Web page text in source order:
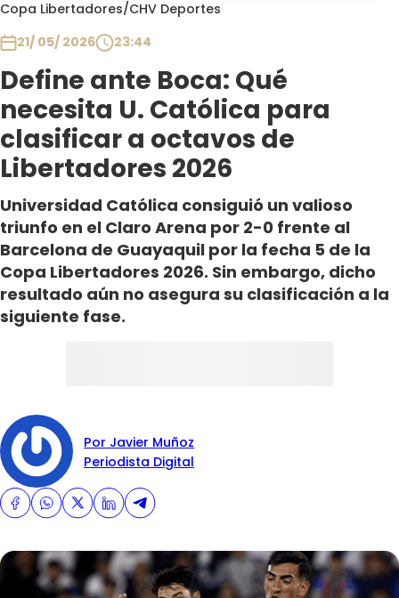
Copa Libertadores/CHV Deportes
21/ 05/ 2026
23:44
Define ante Boca: Qué
necesita U. Católica para
clasificar a octavos de
Libertadores 2026
Universidad Católica consiguió un valioso
triunfo en el Claro Arena por 2-0 frente al
Barcelona de Guayaquil por la fecha 5 de la
Copa Libertadores 2026. Sin embargo, dicho
resultado aún no asegura su clasificación a la
siguiente fase.
Por Javier Muñoz
Periodista Digital
Programas
Club De La Comedia
Contigo en Directo
Plan Perfecto
El Tiempo
Sabingo
Todos Los Programas